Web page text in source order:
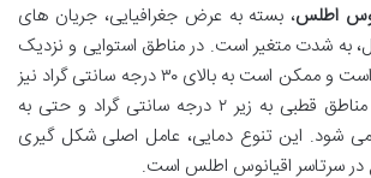
اطلس، بسته به عرض جغرافیایی، جریان های
به شدت متغیر است. در مناطق استوایی و نزدیک
خط استوا، آب گرم تر است و ممکن است به بالای ۳۰ درجه سانتی گراد نیز
برسد، در حالی که در مناطق قطبی به زیر ۲ درجه سانتی گراد و حتی به
شود. این تنوع دمایی، عامل اصلی شکل گیری
در سرتاسر اقیانوس اطلس است.